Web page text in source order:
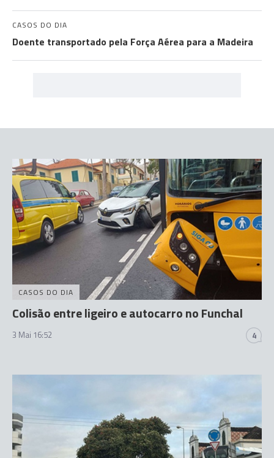
CASOS DO DIA
Doente transportado pela Força Aérea para a Madeira
CASOS DO DIA
Colisão entre ligeiro e autocarro no Funchal
3 Mai 16:52 4